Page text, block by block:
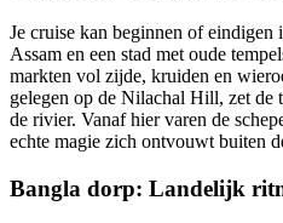
Je cruise kan beginnen of eindigen
Assam en een stad met oude
markten vol zijde, kruiden en
gelegen op de Nilachal Hill, zet de
de rivier. Vanaf hier varen de
echte magie zich ontvouwt buiten
Bangla dorp: Landelijk